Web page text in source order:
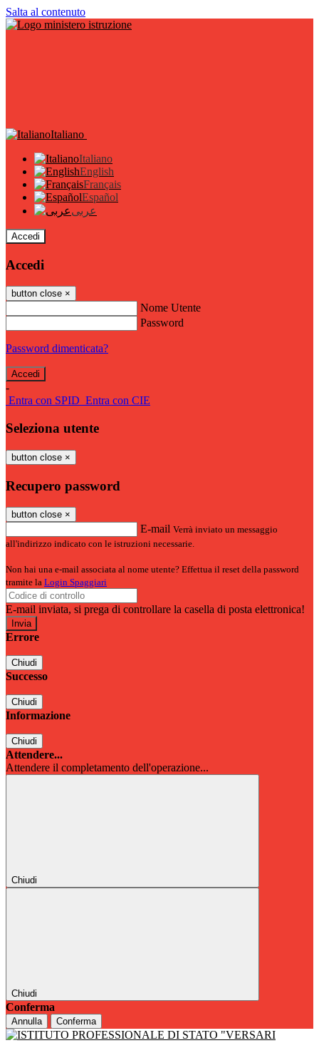
Salta al contenuto
Italiano
Italiano
English
Français
Español
عربى
Accedi
Accedi
button close ×
Nome Utente
Password
Password dimenticata?
-
Entra con SPID Entra con CIE
Seleziona utente
button close ×
Recupero password
button close ×
E-mail Verrà inviato un messaggio
all'indirizzo indicato con le istruzioni necessarie.
Non hai una e-mail associata al nome utente? Effettua il reset della password
tramite la Login Spaggiari
E-mail inviata, si prega di controllare la casella di posta elettronica!
Errore
Chiudi
Successo
Chiudi
Informazione
Chiudi
Attendere...
Attendere il completamento dell'operazione...
Chiudi
Chiudi
Conferma
Annulla Conferma